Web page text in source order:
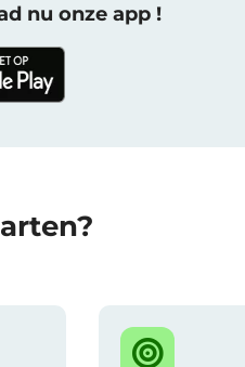
nu onze app !